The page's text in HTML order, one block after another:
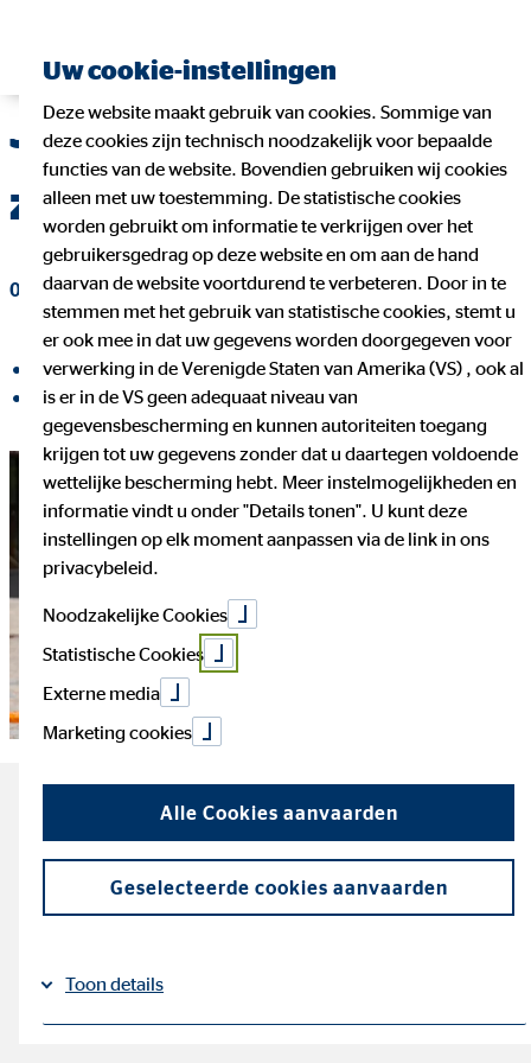
Je studies financieren:
zo doe je het
04. mei 2022|OVB Belgium
delen op Facebook
delen op LinkedIn
De belangrijkste feiten over
je kosten als student
Je kan je studies op verschillende manieren betalen: met
steun van je ouders, studietoelage, leningen of met
Uw cookie-instellingen
Deze website maakt gebruik van cookies. Sommige van
deze cookies zijn technisch noodzakelijk voor bepaalde
functies van de website. Bovendien gebruiken wij cookies
alleen met uw toestemming. De statistische cookies
worden gebruikt om informatie te verkrijgen over het
gebruikersgedrag op deze website en om aan de hand
daarvan de website voortdurend te verbeteren. Door in te
stemmen met het gebruik van statistische cookies, stemt u
er ook mee in dat uw gegevens worden doorgegeven voor
verwerking in de Verenigde Staten van Amerika (VS) , ook al
is er in de VS geen adequaat niveau van
gegevensbescherming en kunnen autoriteiten toegang
krijgen tot uw gegevens zonder dat u daartegen voldoende
wettelijke bescherming hebt. Meer instelmogelijkheden en
informatie vindt u onder "Details tonen". U kunt deze
instellingen op elk moment aanpassen via de link in ons
privacybeleid.
Noodzakelijke Cookies
Statistische Cookies
Externe media
Marketing cookies
Alle Cookies aanvaarden
Geselecteerde cookies aanvaarden
Toon details